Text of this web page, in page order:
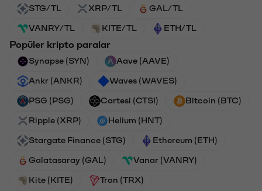
STG/TL XRP/TL GAL/TL
VANRY/TL KITE/TL ETH/TL
Popüler kripto paralar
Synapse (SYN) Aave (AAVE)
Ankr (ANKR) Waves (WAVES)
PSG (PSG) Cartesi (CTSI) Bitcoin (BTC)
Ripple (XRP) Helium (HNT)
Stargate Finance (STG) Ethereum (ETH)
Galatasaray (GAL) Vanar (VANRY)
Kite (KITE) Tron (TRX)